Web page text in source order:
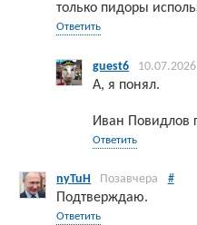
только пидоры
Ответить
guest6
А, я понял.
Иван Повидлов
Ответить
nyTuH Позавчера #
Подтверждаю.
Ответить